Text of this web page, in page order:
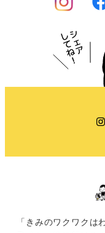
「きみのワクワクは